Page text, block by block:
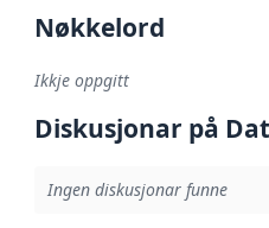
Nøkkelord
Ikkje oppgitt
Diskusjonar på
Ingen diskusjonar funne